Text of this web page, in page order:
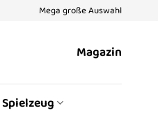
Mega große Auswahl
Magazin
Spielzeug